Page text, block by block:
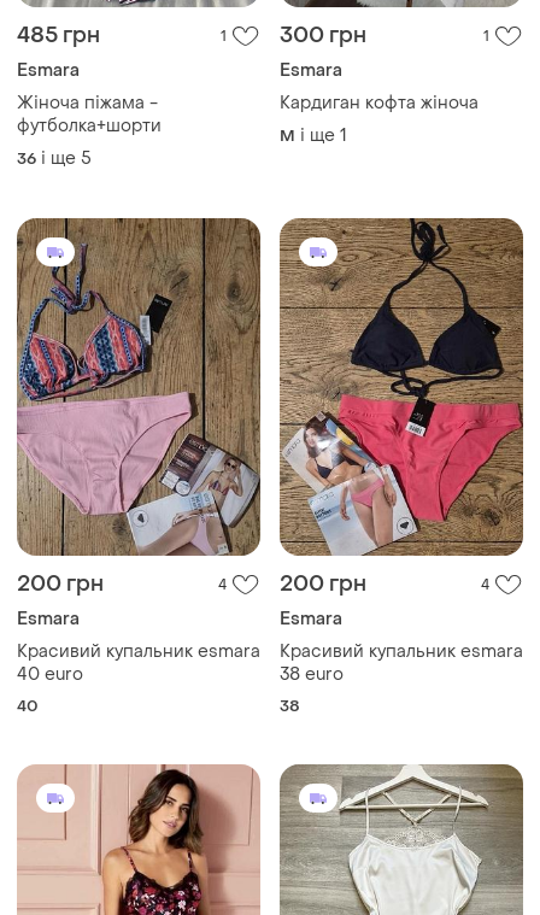
485 грн 1
Esmara
Жіноча піжама -
футболка+шорти
36 і ще 5
300 грн 1
Esmara
Кардиган кофта жіноча
M і ще 1
200 грн 4
Esmara
Красивий купальник esmara
40 euro
40
200 грн 4
Esmara
Красивий купальник esmara
38 euro
38